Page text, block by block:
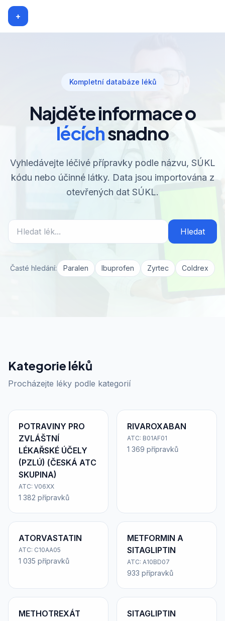
+
Kompletní databáze léků
Najděte informace o
lécíchsnadno
Vyhledávejte léčivé přípravky podle názvu, SÚKL
kódu nebo účinné látky. Data jsou importována z
otevřených dat SÚKL.
Hledat
Časté hledání: Paralen Ibuprofen Zyrtec Coldrex
Kategorie léků
Procházejte léky podle kategorií
POTRAVINY PRO
ZVLÁŠTNÍ
LÉKAŘSKÉ ÚČELY
(PZLÚ) (ČESKÁ ATC
SKUPINA)
ATC: V06XX
1 382 přípravků
RIVAROXABAN
ATC: B01AF01
1 369 přípravků
ATORVASTATIN
ATC: C10AA05
1 035 přípravků
METFORMIN A
SITAGLIPTIN
ATC: A10BD07
933 přípravků
METHOTREXÁT SITAGLIPTIN